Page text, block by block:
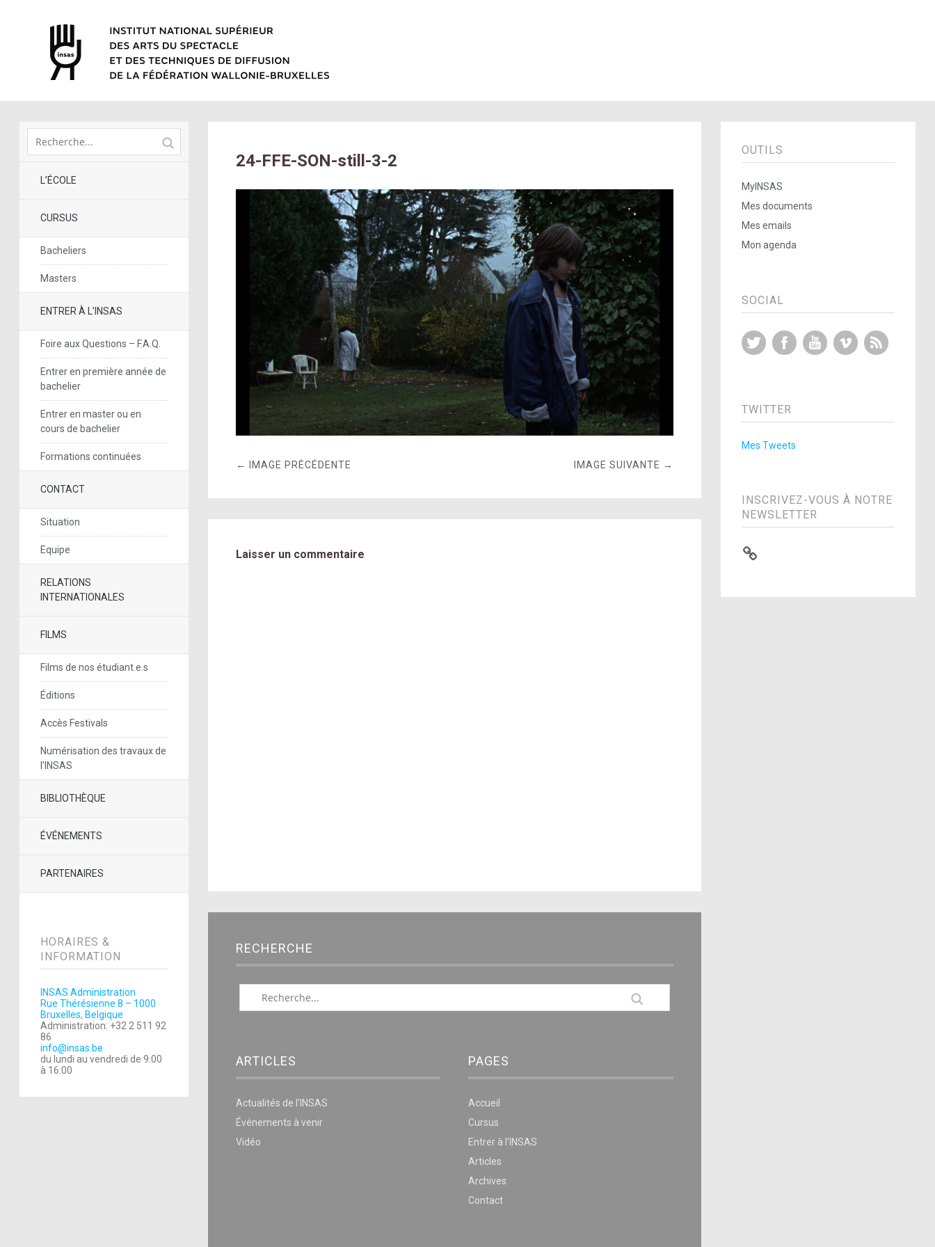
L’ÉCOLE
CURSUS
Bacheliers
Masters
ENTRER À L’INSAS
Foire aux Questions – F.A.Q.
Entrer en première année de
bachelier
Entrer en master ou en
cours de bachelier
Formations continuées
CONTACT
Situation
Equipe
RELATIONS
INTERNATIONALES
FILMS
Films de nos étudiant.e.s
Éditions
Accès Festivals
Numérisation des travaux de
l’INSAS
BIBLIOTHÈQUE
ÉVÉNEMENTS
PARTENAIRES
HORAIRES &
INFORMATION
INSAS Administration
Rue Thérésienne 8 – 1000
Bruxelles, Belgique
Administration: +32 2 511 92
86
info@insas.be
du lundi au vendredi de 9:00
à 16:00
24-FFE-SON-still-3-2
← IMAGE PRÉCÉDENTE IMAGE SUIVANTE →
Laisser un commentaire
RECHERCHE
ARTICLES
Actualités de l’INSAS
Événements à venir
Vidéo
PAGES
Accueil
Cursus
Entrer à l’INSAS
Articles
Archives
Contact
OUTILS
MyINSAS
Mes documents
Mes emails
Mon agenda
SOCIAL
Twitter FacebookYouTubeVimeo
TWITTER
Mes Tweets
INSCRIVEZ-VOUS À NOTRE
NEWSLETTER